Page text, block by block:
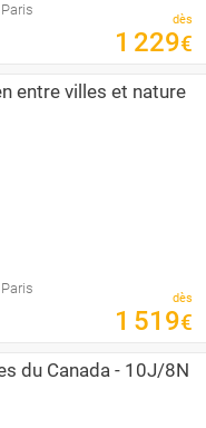
dès
1 229€
entre villes et nature
dès
1 519€
du Canada - 10J/8N